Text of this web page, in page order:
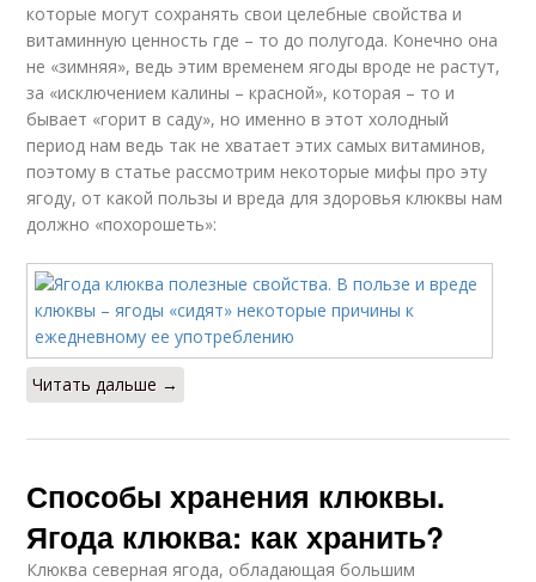
которые могут сохранять свои целебные свойства и
витаминную ценность где – то до полугода. Конечно она
не «зимняя», ведь этим временем ягоды вроде не растут,
за «исключением калины – красной», которая – то и
бывает «горит в саду», но именно в этот холодный
период нам ведь так не хватает этих самых витаминов,
поэтому в статье рассмотрим некоторые мифы про эту
ягоду, от какой пользы и вреда для здоровья клюквы нам
должно «похорошеть»:
Читать дальше →
Способы хранения клюквы.
Ягода клюква: как хранить?
Клюква северная ягода, обладающая большим